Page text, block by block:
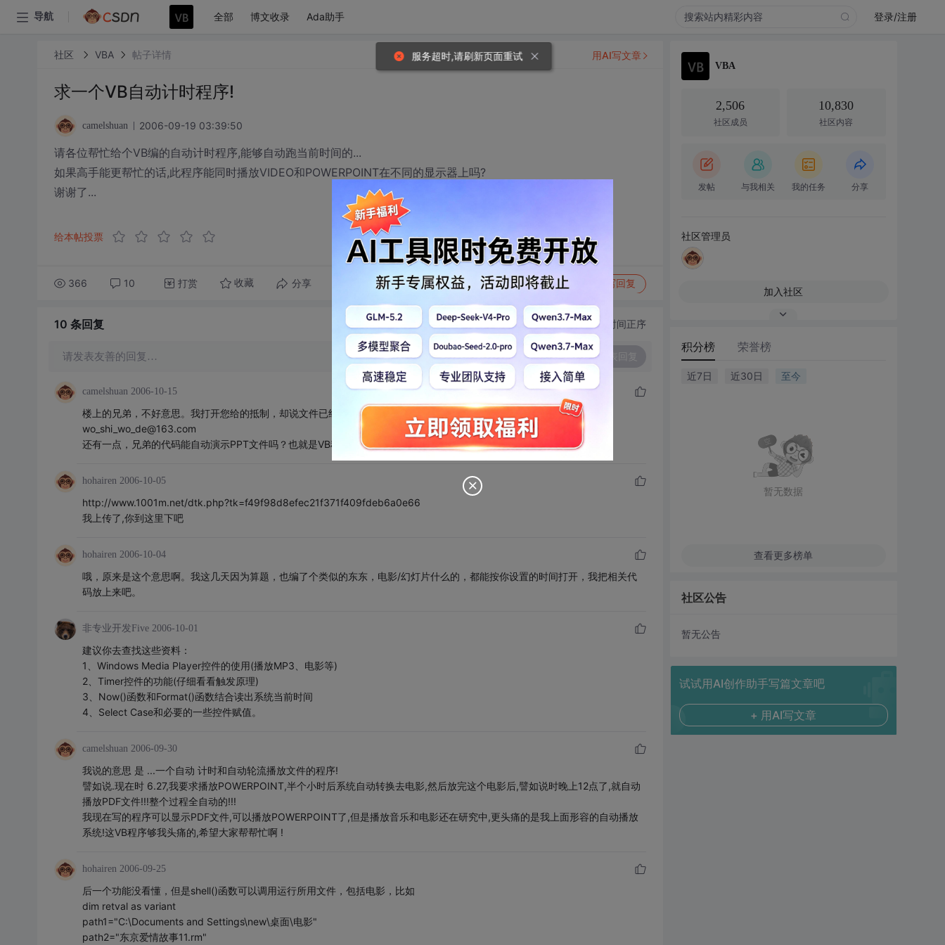
导航 全部 博文收录 Ada助手 登录/注册
社区 VBA 帖子详情
求一个VB自动计时程序!
camelshuan 2006-09-19 03:39:50
请各位帮忙给个VB编的自动计时程序,能够自动跑当前时间的...
如果高手能更帮忙的话,此程序能同时播放VIDEO和POWERPOINT在不同的显示器上吗?
谢谢了...
给本帖投票
366 10 打赏 收藏 分享 转发到动态 举报 写回复
用AI写文章
10 条回复 切换为时间正序
请发表友善的回复… 发表回复
camelshuan 2006-10-15
楼上的兄弟，不好意思。我打开您给的抵制，却说文件已经不在了。能否发到我的邮箱啊？
wo_shi_wo_de@163.com
还有一点，兄弟的代码能自动演示PPT文件吗？也就是VB程序一跑，PPT文件就自动从头播放到尾。。谢谢您啊
hohairen 2006-10-05
http://www.1001m.net/dtk.php?tk=f49f98d8efec21f371f409fdeb6a0e66
我上传了,你到这里下吧
hohairen 2006-10-04
哦，原来是这个意思啊。我这几天因为算题，也编了个类似的东东，电影/幻灯片什么的，都能按你设置的时间打开，我把相关代
码放上来吧。
非专业开发Five 2006-10-01
建议你去查找这些资料：
1、Windows Media Player控件的使用(播放MP3、电影等)
2、Timer控件的功能(仔细看看触发原理)
3、Now()函数和Format()函数结合读出系统当前时间
4、Select Case和必要的一些控件赋值。
camelshuan 2006-09-30
我说的意思 是 ...一个自动 计时和自动轮流播放文件的程序!
譬如说.现在时 6.27,我要求播放POWERPOINT,半个小时后系统自动转换去电影,然后放完这个电影后,譬如说时晚上12点了,就自动
播放PDF文件!!!整个过程全自动的!!!
我现在写的程序可以显示PDF文件,可以播放POWERPOINT了,但是播放音乐和电影还在研究中,更头痛的是我上面形容的自动播放
系统!这VB程序够我头痛的,希望大家帮帮忙啊 !
hohairen 2006-09-25
后一个功能没看懂，但是shell()函数可以调用运行所用文件，包括电影，比如
dim retval as variant
path1="C:\Documents and Settings\new\桌面\电影"
path2="东京爱情故事11.rm"
VBA
2,506
社区成员
10,830
社区内容
发帖 与我相关 我的任务 分享
社区管理员
加入社区
积分榜 荣誉榜
近7日 近30日 至今
暂无数据
查看更多榜单
社区公告
暂无公告
试试用AI创作助手写篇文章吧
+ 用AI写文章
服务超时,请刷新页面重试